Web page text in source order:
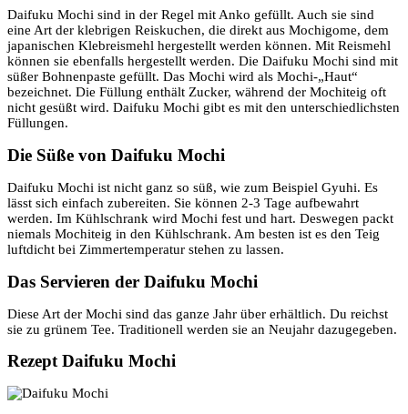
Daifuku Mochi sind in der Regel mit Anko gefüllt. Auch sie sind
eine Art der klebrigen Reiskuchen, die direkt aus Mochigome, dem
japanischen Klebreismehl hergestellt werden können. Mit Reismehl
können sie ebenfalls hergestellt werden. Die Daifuku Mochi sind mit
süßer Bohnenpaste gefüllt. Das Mochi wird als Mochi-„Haut“
bezeichnet. Die Füllung enthält Zucker, während der Mochiteig oft
nicht gesüßt wird. Daifuku Mochi gibt es mit den unterschiedlichsten
Füllungen.
Die Süße von Daifuku Mochi
Daifuku Mochi ist nicht ganz so süß, wie zum Beispiel Gyuhi. Es
lässt sich einfach zubereiten. Sie können 2-3 Tage aufbewahrt
werden. Im Kühlschrank wird Mochi fest und hart. Deswegen packt
niemals Mochiteig in den Kühlschrank. Am besten ist es den Teig
luftdicht bei Zimmertemperatur stehen zu lassen.
Das Servieren der Daifuku Mochi
Diese Art der Mochi sind das ganze Jahr über erhältlich. Du reichst
sie zu grünem Tee. Traditionell werden sie an Neujahr dazugegeben.
Rezept Daifuku Mochi